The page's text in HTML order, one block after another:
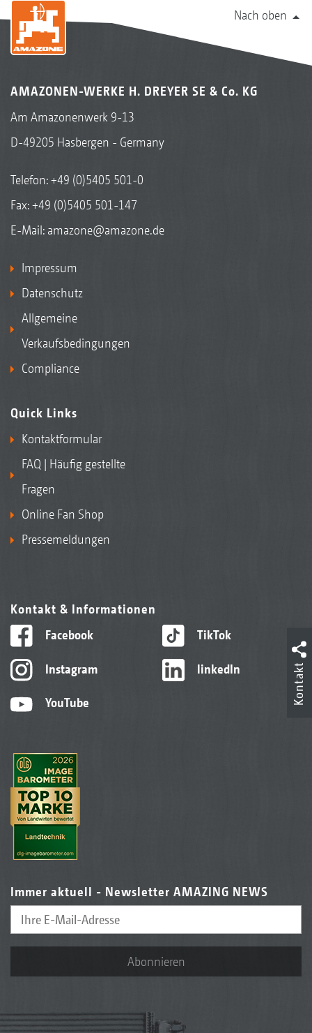
Nach oben
AMAZONEN-WERKE H. DREYER SE & Co. KG
Am Amazonenwerk 9-13
D-49205 Hasbergen - Germany
Telefon:+49 (0)5405 501-0
Fax: +49 (0)5405 501-147
E-Mail: amazone@amazone.de
Impressum
Datenschutz
Allgemeine
Verkaufsbedingungen
Compliance
Quick Links
Kontaktformular
FAQ | Häufig gestellte
Fragen
Online Fan Shop
Pressemeldungen
Kontakt & Informationen
Facebook
Instagram
YouTube
TikTok
linkedIn
Immer aktuell - Newsletter AMAZING NEWS
Abonnieren
Kontakt